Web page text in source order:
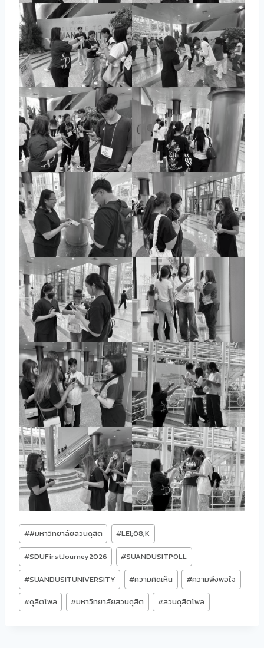
Post
Tags:
##มหาวิทยาลัยสวนดุสิต #LEI;08;K
#SDUFirstJourney2026 #SUANDUSITPOLL
#SUANDUSITUNIVERSITY #ความคิดเห็น #ความพึงพอใจ
#ดุสิตโพล #มหาวิทยาลัยสวนดุสิต #สวนดุสิตโพล